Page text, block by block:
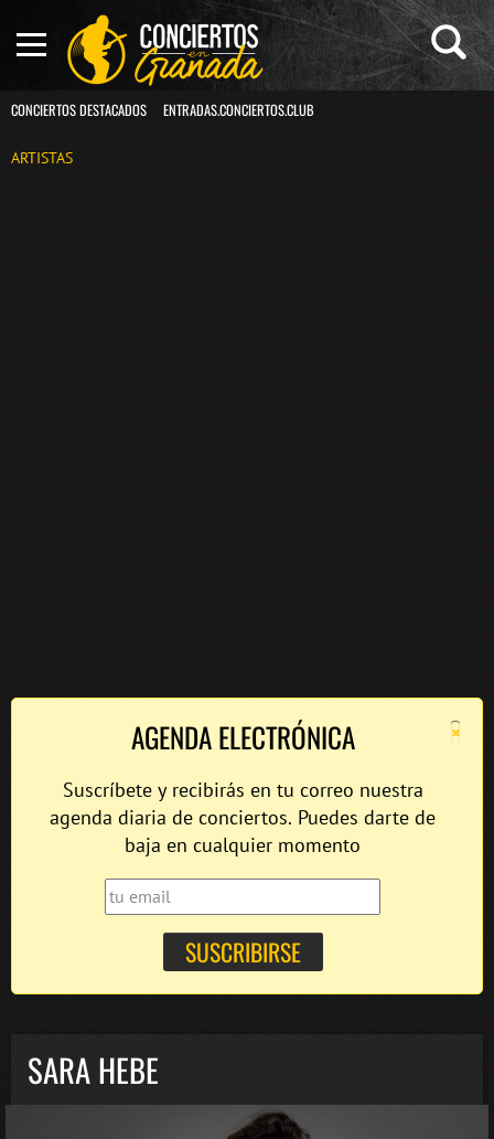
CONCIERTOS DESTACADOS ENTRADAS.CONCIERTOS.CLUB
ARTISTAS
×
AGENDA ELECTRÓNICA
Suscríbete y recibirás en tu correo nuestra
agenda diaria de conciertos. Puedes darte de
baja en cualquier momento
SARA HEBE